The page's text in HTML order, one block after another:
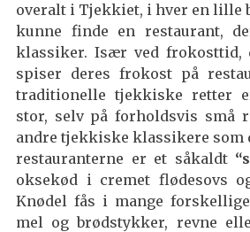
overalt i Tjekkiet, i hver en lille
kunne finde en restaurant,
klassiker. Især ved frokosttid,
spiser deres frokost på
traditionelle tjekkiske retter
stor, selv på forholdsvis små
andre tjekkiske klassikere som
restauranterne er et såkaldt
oksekød i cremet flødesovs
Knødel fås i mange
mel og brødstykker, revne